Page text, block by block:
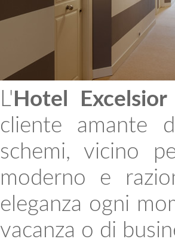
L' Hotel
cliente amante
schemi, vicino
moderno e
eleganza ogni
vacanza o di